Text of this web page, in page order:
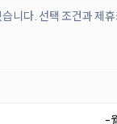
니다. 선택 조건과 제
-